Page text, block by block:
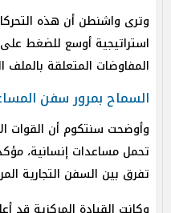
وترى واشنطن أن هذه
استراتيجية أوسع للضغط على
المفاوضات المتعلقة بالملف
السماح بمرور سفن
تحمل مساعدات إنسانية،
تفرق بين السفن التجارية